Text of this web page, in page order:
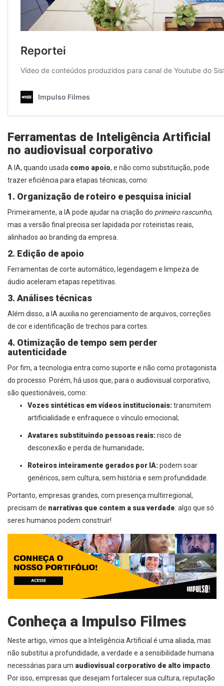
Ferramentas de Inteligência Artificial
no audiovisual corporativo
A IA, quando usada como apoio, e não como substituição, pode
trazer eficiência para etapas técnicas, como:
1. Organização de roteiro e pesquisa inicial
Primeiramente, a IA pode ajudar na criação do primeiro rascunho,
mas a versão final precisa ser lapidada por roteiristas reais,
alinhados ao branding da empresa.
2. Edição de apoio
Ferramentas de corte automático, legendagem e limpeza de
áudio aceleram etapas repetitivas.
3. Análises técnicas
Além disso, a IA auxilia no gerenciamento de arquivos, correções
de cor e identificação de trechos para cortes.
4. Otimização de tempo sem perder
autenticidade
Por fim, a tecnologia entra como suporte e não como protagonista
do processo. Porém, há usos que, para o audiovisual corporativo,
são questionáveis, como:
Vozes sintéticas em vídeos institucionais:transmitem
artificialidade e enfraquece o vínculo emocional;
Avatares substituindo pessoas reais:risco de
desconexão e perda de humanidade;
Roteiros inteiramente gerados por IA:podem soar
genéricos, sem cultura, sem história e sem profundidade.
Portanto, empresas grandes, com presença multirregional,
precisam de narrativas que contem a sua verdade: algo que só
seres humanos podem construir!
Conheça a Impulso Filmes
Neste artigo, vimos que a Inteligência Artificial é uma aliada, mas
não substitui a profundidade, a verdade e a sensibilidade humana
necessárias para um audiovisual corporativo de alto impacto
Por isso, empresas que desejam fortalecer sua cultura, reputação